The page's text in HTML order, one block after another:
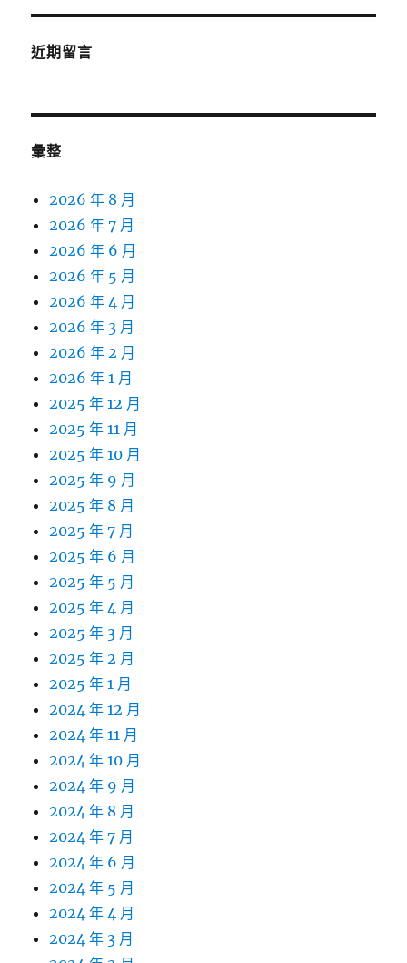
近期留言
彙整
2026 年 8 月
2026 年 7 月
2026 年 6 月
2026 年 5 月
2026 年 4 月
2026 年 3 月
2026 年 2 月
2026 年 1 月
2025 年 12 月
2025 年 11 月
2025 年 10 月
2025 年 9 月
2025 年 8 月
2025 年 7 月
2025 年 6 月
2025 年 5 月
2025 年 4 月
2025 年 3 月
2025 年 2 月
2025 年 1 月
2024 年 12 月
2024 年 11 月
2024 年 10 月
2024 年 9 月
2024 年 8 月
2024 年 7 月
2024 年 6 月
2024 年 5 月
2024 年 4 月
2024 年 3 月